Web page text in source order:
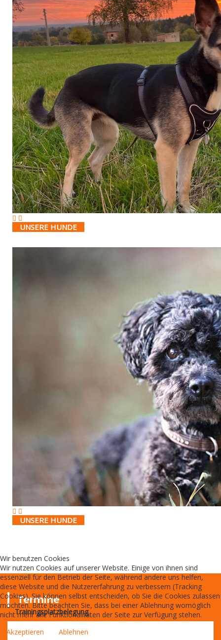
UNSERE HUNDE
UNSERE HUNDE
Termine
Trainingsplatzbelegung
Wir benutzen Cookies
Wir nutzen Cookies auf unserer Website. Einige von ihnen sind
essenziell für den Betrieb der Seite, während andere uns helfen,
diese Website und die Nutzererfahrung zu verbessern (Tracking
Cookies). Sie können selbst entscheiden, ob Sie die Cookies zulassen
möchten. Bitte beachten Sie, dass bei einer Ablehnung womöglich
nicht mehr alle Funktionalitäten der Seite zur Verfügung stehen.
Akzeptieren
Ablehnen